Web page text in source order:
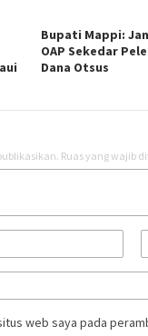
Bupati Mappi:
OAP Sekedar
Dana Otsus
Ruas yang wajib
web saya pada